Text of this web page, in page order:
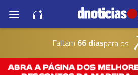
Faltam 66 diaspara os